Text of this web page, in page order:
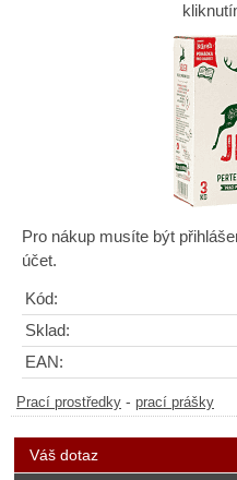
Pro nákup musíte být
účet.
Kód:
Sklad:
EAN:
Prací prostředky - prací prášky
Váš dotaz